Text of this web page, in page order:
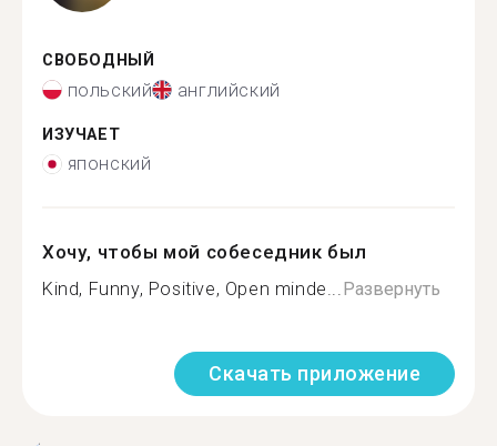
СВОБОДНЫЙ
польский английский
ИЗУЧАЕТ
японский
Хочу, чтобы мой собеседник был
Kind, Funny, Positive, Open minde...Развернуть
Скачать приложение